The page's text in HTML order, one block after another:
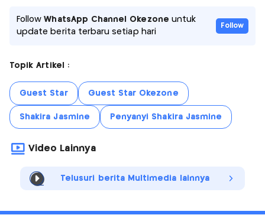
FollowWhatsApp Channel Okezone untuk
update berita terbaru setiap hari
Follow
Topik Artikel :
Guest Star Guest Star Okezone
Shakira Jasmine Penyanyi Shakira Jasmine
Video Lainnya
Telusuri berita Multimedia lainnya